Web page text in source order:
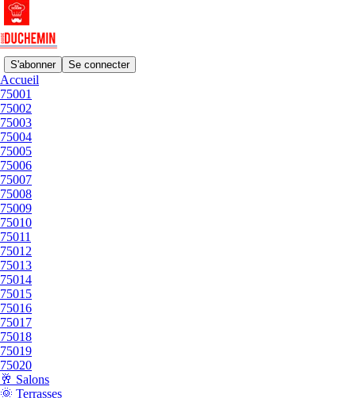
S'abonner Se connecter
Accueil
75001
75002
75003
75004
75005
75006
75007
75008
75009
75010
75011
75012
75013
75014
75015
75016
75017
75018
75019
75020
🥂 Salons
🌞 Terrasses
75020
LE BARATIN
Bistrot | 75020
mai 23, 2024
LA VIERGE
| 75020
déc. 7, 2023
© 2026 GUIDE DUCHEMIN
de collecte
Lancez votre Substack